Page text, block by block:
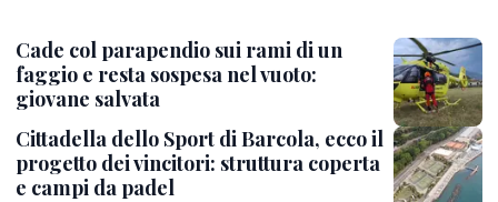
Cade col parapendio sui rami di un
faggio e resta sospesa nel vuoto:
giovane salvata
Cittadella dello Sport di Barcola, ecco il
progetto dei vincitori: struttura coperta
e campi da padel